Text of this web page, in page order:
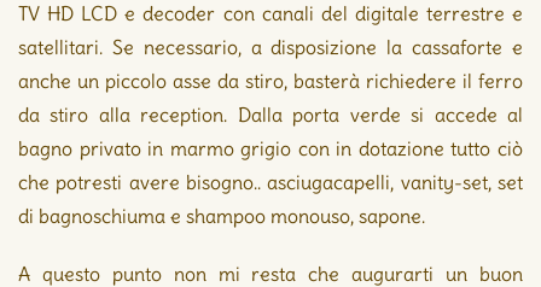
TV HD LCD e decoder con canali del digitale terrestre e
satellitari. Se necessario, a disposizione la cassaforte e
anche un piccolo asse da stiro, basterà richiedere il ferro
da stiro alla reception. Dalla porta verde si accede al
bagno privato in marmo grigio con in dotazione tutto ciò
che potresti avere bisogno.. asciugacapelli, vanity-set, set
di bagnoschiuma e shampoo monouso, sapone.
A questo punto non mi resta che augurarti un buon